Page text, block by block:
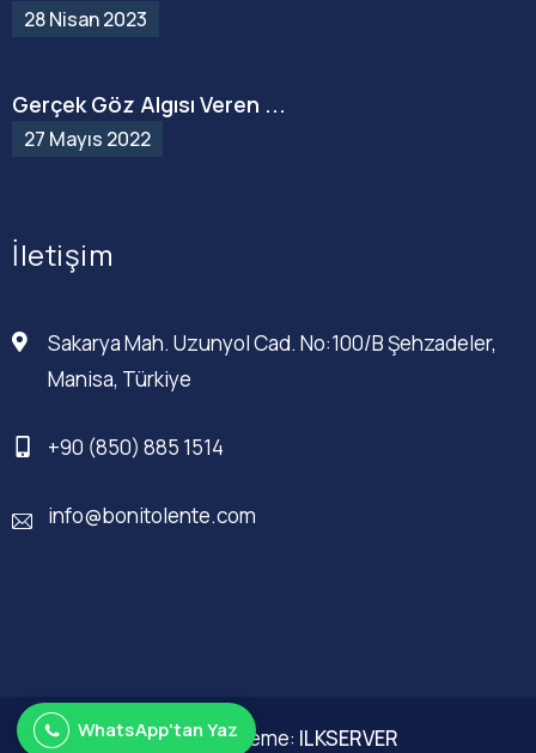
28 Nisan 2023
Gerçek Göz Algısı Veren ...
27 Mayıs 2022
İletişim
Sakarya Mah. Uzunyol Cad. No:100/B Şehzadeler,
Manisa, Türkiye
+90 (850) 885 1514
info@bonitolente.com
Web Düzenleme: ILKSERVER
WhatsApp'tan Yaz